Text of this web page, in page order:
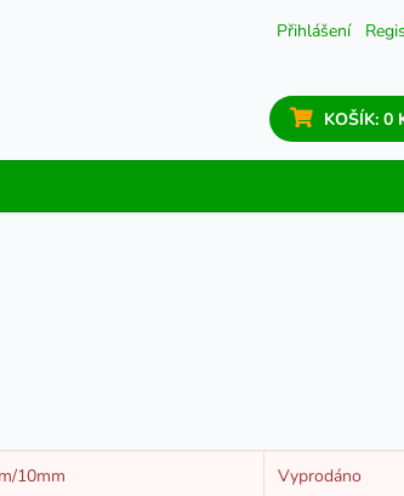
Přihlášení
KOŠÍK: 0
10mm Vyprodáno